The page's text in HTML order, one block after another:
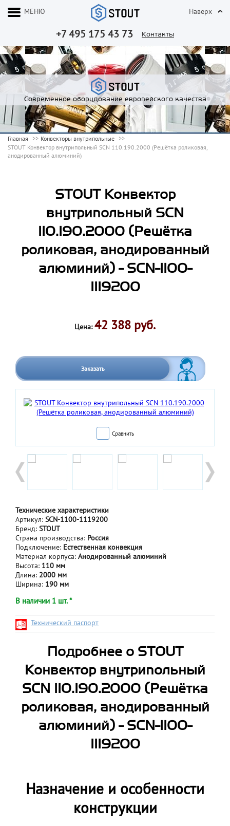
+7 495 175 43 73 Контакты
МЕНЮ Наверх
Современное оборудование европейского качества
Главная
Конвекторы внутрипольные
STOUT Конвектор внутрипольный SCN 110.190.2000 (Решётка роликовая,
анодированный алюминий)
STOUT Конвектор
внутрипольный SCN
110.190.2000 (Решётка
роликовая, анодированный
алюминий) - SCN-1100-
1119200
Цена:42 388 руб.
Заказать
Сравнить
Технические характеристики
Артикул: SCN-1100-1119200
Бренд: STOUT
Страна производства: Россия
Подключение: Естественная конвекция
Материал корпуса: Анодированный алюминий
Высота: 110 мм
Длина: 2000 мм
Ширина: 190 мм
В наличии 1 шт. *
Технический паспорт
Подробнее о STOUT
Конвектор внутрипольный
SCN 110.190.2000 (Решётка
роликовая, анодированный
алюминий) - SCN-1100-
1119200
Назначение и особенности
конструкции